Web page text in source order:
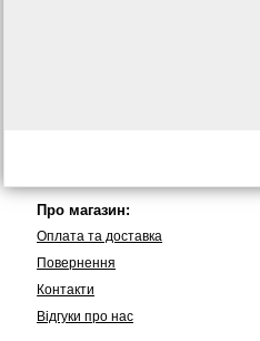
Про магазин:
Оплата та доставка
Повернення
Контакти
Вiдгуки про нас